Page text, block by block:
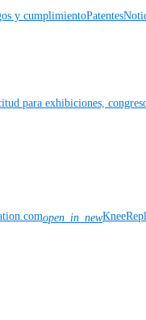
y cumplimientoPatentes
para exhibiciones,
open_in_new